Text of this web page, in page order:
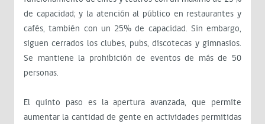
de capacidad; y la atención al público en restaurantes y
cafés, también con un 25% de capacidad. Sin embargo,
siguen cerrados los clubes, pubs, discotecas y gimnasios.
Se mantiene la prohibición de eventos de más de 50
personas.
El quinto paso es la apertura avanzada, que permite
aumentar la cantidad de gente en actividades permitidas